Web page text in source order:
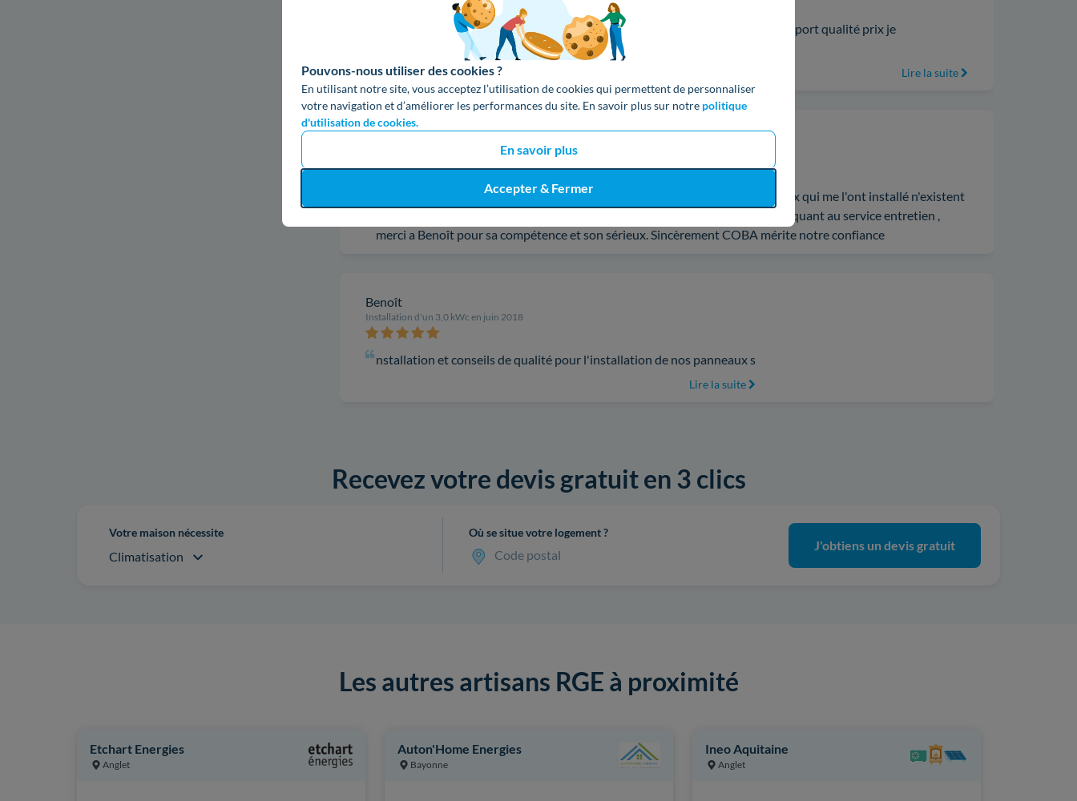
Pouvons-nous utiliser des cookies ?
En utilisant notre site, vous acceptez l’utilisation de cookies qui permettent de personnaliser
votre navigation et d’améliorer les performances du site. En savoir plus sur notre politique
d'utilisation de cookies.
En savoir plus
Accepter & Fermer
Très bonne enseigne, réactive tant niveau devis qu'intervention. Trés bon rapport qualité prix je
recommande. Merci à .
Lire la suite
Installation d'un 3,0 kWc en mai 2019
je viens de confier l'entretien de mon chauffage solaire a COBA alors que ceux qui me l'ont installé n'existent
plus. Je suis pleinement satisfait, chapeau bas pour l'accueil ( merci à Emilie ) quant au service entretien ,
merci a Benoît pour sa compétence et son sérieux. Sincèrement COBA mérite notre confiance
Benoît
Installation d'un 3,0 kWc en juin 2018
nstallation et conseils de qualité pour l'installation de nos panneaux s
Lire la suite
Recevez votre devis gratuit en 3 clics
Votre maison nécessite
Climatisation
Où se situe votre logement ?
Code postal
J'obtiens un devis gratuit
Les autres artisans RGE à proximité
Etchart Energies
Anglet
Auton'Home Energies
Bayonne
Ineo Aquitaine
Anglet